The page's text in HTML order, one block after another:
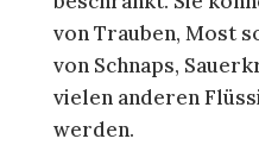
von Trauben, Most
von Schnaps,
vielen anderen
werden.